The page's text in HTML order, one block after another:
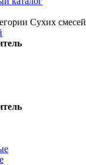
Сухих смесей